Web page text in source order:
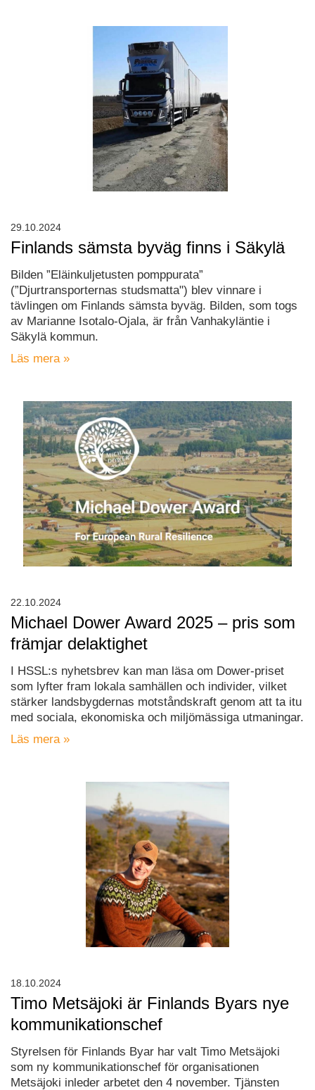
Finlands sämsta byväg finns i Säkylä
Bilden ”Eläinkuljetusten pomppurata”
(”Djurtransporternas studsmatta") blev vinnare i
tävlingen om Finlands sämsta byväg. Bilden, som togs
av Marianne Isotalo-Ojala, är från Vanhakyläntie i
Säkylä kommun.
Läs mera »
29.10.2024
Michael Dower Award 2025 – pris som
främjar delaktighet
I HSSL:s nyhetsbrev kan man läsa om Dower-priset
som lyfter fram lokala samhällen och individer, vilket
stärker landsbygdernas motståndskraft genom att ta itu
med sociala, ekonomiska och miljömässiga utmaningar.
Läs mera »
22.10.2024
Timo Metsäjoki är Finlands Byars nye
kommunikationschef
Styrelsen för Finlands Byar har valt Timo Metsäjoki
som ny kommunikationschef för organisationen
Metsäjoki inleder arbetet den 4 november. Tjänsten
18.10.2024